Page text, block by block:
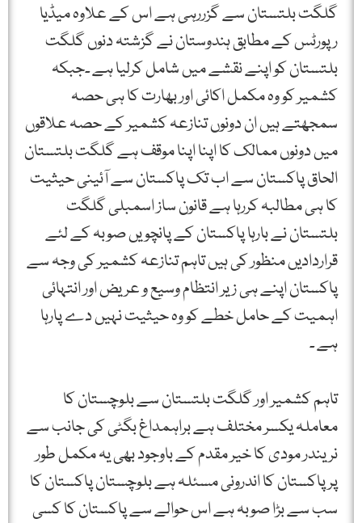
گلگت بلتستان سے گزررہی ہے اس کے علاوہ میڈیا
رپورٹس کے مطابق ہندوستان نے گزشتہ دنوں گلگت
بلتستان کو اپنے نقشے میں شامل کرلیا ہے ۔جبکہ
کشمیر کو وہ مکمل اکائی اور بھارت کا ہی حصہ
سمجھتے ہیں ان دونوں تنازعہ کشمیر کے حصہ علاقوں
میں دونوں ممالک کا اپنا اپنا موقف ہے گلگت بلتستان
الحاق پاکستان سے اب تک پاکستان سے آئینی حیثیت
کا ہی مطالبہ کررہا ہے قانون ساز اسمبلی گلگت
بلتستان نے بارہا پاکستان کے پانچویں صوبہ کے لئے
قراردادیں منظور کی ہیں تاہم تنازعہ کشمیر کی وجہ سے
پاکستان اپنے ہی زیر انتظام وسیع و عریض اور انتہائی
اہمیت کے حامل خطے کو وہ حیثیت نہیں دے پارہا
ہے ۔
تاہم کشمیر اور گلگت بلتستان سے بلوچستان کا
معاملہ یکسر مختلف ہے براہمداغ بگٹی کی جانب سے
نریندر مودی کا خیر مقدم کے باوجود بھی یہ مکمل طور
پر پاکستان کا اندرونی مسئلہ ہے بلوچستان پاکستان کا
سب سے بڑا صوبہ ہے اس حوالے سے پاکستان کا کسی